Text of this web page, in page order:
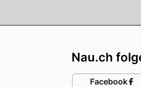
Nau.ch
Facebook